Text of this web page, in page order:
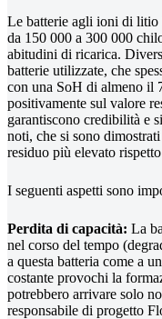
Le batterie agli ioni di litio
da 150 000 a 300 000
abitudini di ricarica.
batterie utilizzate, che
con una SoH di almeno il
positivamente sul valore
garantiscono credibilità e
noti, che si sono
residuo più elevato
I seguenti aspetti sono
Perdita di capacità: La
nel corso del tempo
a questa batteria come a
costante provochi la
potrebbero arrivare solo
responsabile di progetto